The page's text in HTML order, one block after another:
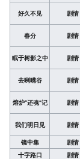
好久不见 剧情
春分 剧情
眠于树影之中 剧情
去咧嘴谷 剧情
熔炉“还魂”记 剧情
我们明日见 剧情
镜中集
剧情
十字路口
剧情